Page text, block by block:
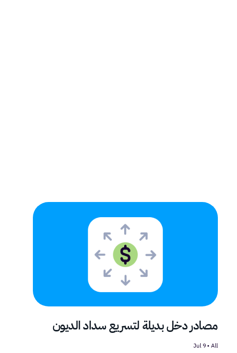
مصادر دخل بديلة لتسريع سداد الديون
All
•
9 Jul